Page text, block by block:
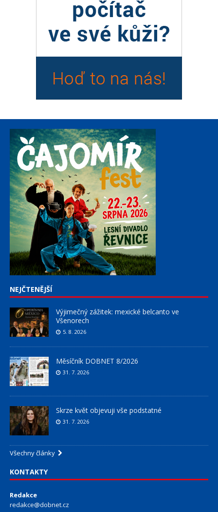
NEJČTENĚJŠÍ
Výjimečný zážitek: mexické belcanto ve
Všenorech
5. 8. 2026
Měsíčník DOBNET 8/2026
31. 7. 2026
Skrze květ objevuji vše podstatné
31. 7. 2026
Všechny články
KONTAKTY
Redakce
redakce@dobnet.cz